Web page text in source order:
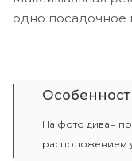
одно посадочное
На фото диван
расположением